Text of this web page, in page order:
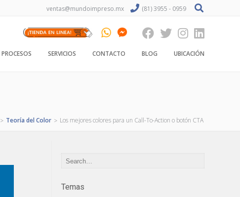
ventas@mundoimpreso.mx (81) 3955 - 0959
PROCESOS SERVICIOS CONTACTO BLOG UBICACIÓN
> Teoría del Color > Los mejores colores para un Call-To-Action o botón CTA
Temas